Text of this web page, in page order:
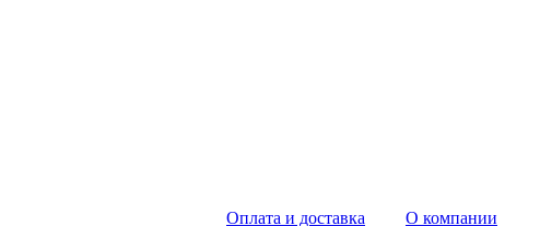
Оплата и доставка
О компании